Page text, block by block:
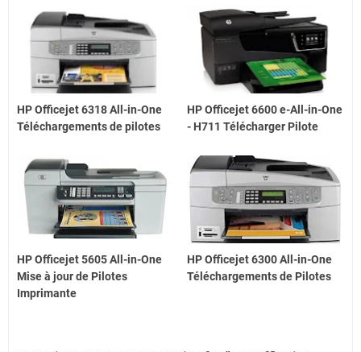
HP Officejet 6318 All-in-One
Téléchargements de pilotes
HP Officejet 6600 e-All-in-One
- H711 Télécharger Pilote
HP Officejet 5605 All-in-One
Mise à jour de Pilotes
Imprimante
HP Officejet 6300 All-in-One
Téléchargements de Pilotes